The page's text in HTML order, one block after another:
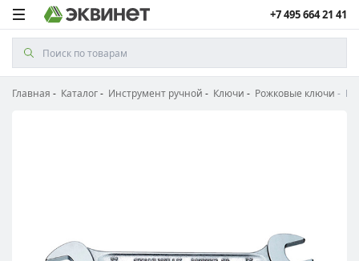
+7 495 664 21 41
Главная Каталог Инструмент ручной Ключи Рожковые ключи